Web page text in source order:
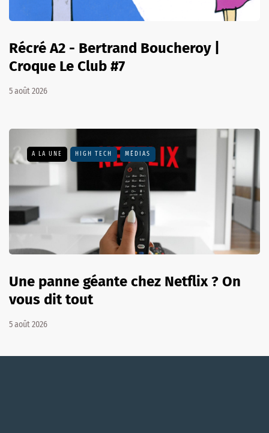
Récré A2 - Bertrand Boucheroy |
Croque Le Club #7
5 août 2026
A LA UNE HIGH TECH MÉDIAS
Une panne géante chez Netflix ? On
vous dit tout
5 août 2026